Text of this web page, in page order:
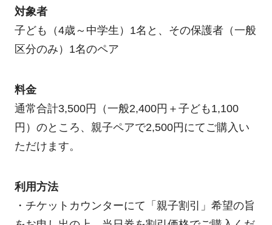
対象者
子ども（4歳～中学生）1名と、その保護者（一般
区分のみ）1名のペア
料金
通常合計3,500円（一般2,400円＋子ども1,100
円）のところ、親子ペアで2,500円にてご購入い
ただけます。
利用方法
・チケットカウンターにて「親子割引」希望の旨